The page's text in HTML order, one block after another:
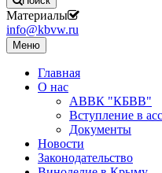
Материалы
info@kbvw.ru
Меню
Главная
О нас
АВВК "КБВВ"
Вступление в
Документы
Новости
Законодательство